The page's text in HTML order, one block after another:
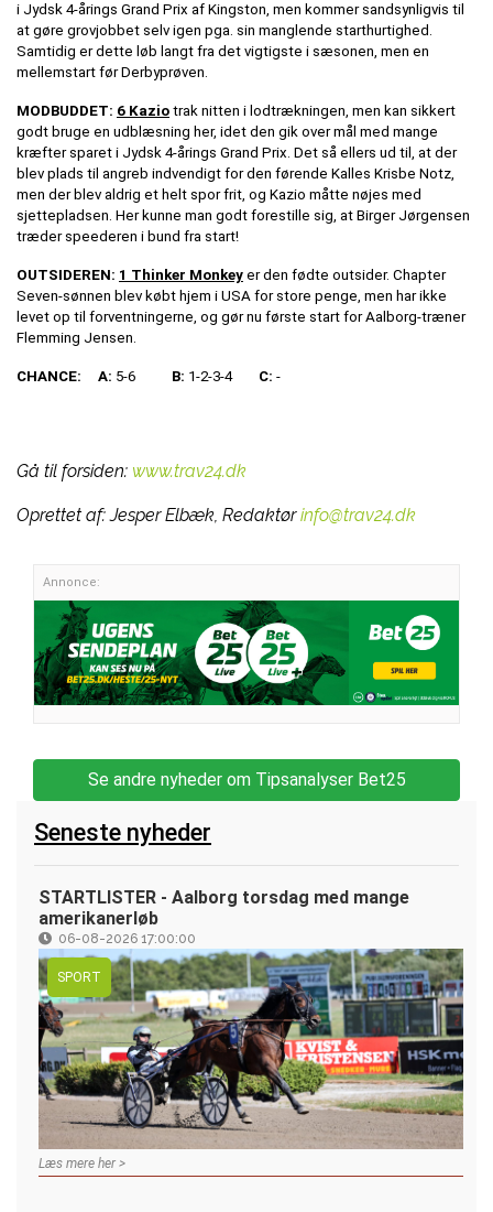
i Jydsk 4-årings Grand Prix af Kingston, men kommer sandsynligvis til
at gøre grovjobbet selv igen pga. sin manglende starthurtighed.
Samtidig er dette løb langt fra det vigtigste i sæsonen, men en
mellemstart før Derbyprøven.
MODBUDDET: 6 Kazio trak nitten i lodtrækningen, men kan sikkert
godt bruge en udblæsning her, idet den gik over mål med mange
kræfter sparet i Jydsk 4-årings Grand Prix. Det så ellers ud til, at der
blev plads til angreb indvendigt for den førende Kalles Krisbe Notz,
men der blev aldrig et helt spor frit, og Kazio måtte nøjes med
sjettepladsen. Her kunne man godt forestille sig, at Birger Jørgensen
træder speederen i bund fra start!
OUTSIDEREN: 1 Thinker Monkey er den fødte outsider. Chapter
Seven-sønnen blev købt hjem i USA for store penge, men har ikke
levet op til forventningerne, og gør nu første start for Aalborg-træner
Flemming Jensen.
CHANCE: A: 5-6 B: 1-2-3-4 C: -
Gå til forsiden: www.trav24.dk
Oprettet af:Jesper Elbæk, Redaktør info@trav24.dk
Annonce:
Se andre nyheder om Tipsanalyser Bet25
Seneste nyheder
STARTLISTER - Aalborg torsdag med mange
amerikanerløb
06-08-2026 17:00:00
SPORT
Læs mere her >